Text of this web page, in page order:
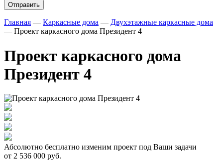
Главная — Каркасные дома — Двухэтажные каркасные дома
— Проект каркасного дома Президент 4
Проект каркасного дома
Президент 4
Абсолютно бесплатно изменим проект под Ваши задачи
от 2 536 000 руб.